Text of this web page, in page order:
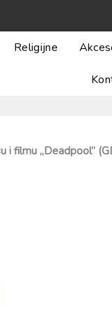
Religijne
i filmu „Deadpool”